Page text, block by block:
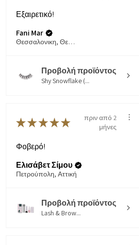
Εξαιρετικό!
Fani Mar
Θεσσαλονικη, Θεσσαλονίκη
Προβολή προϊόντος
Shy Snowflake (...
★★★★★
πριν από 2
μήνες
Φοβερό!
Ελισάβετ Σίμου
Πετρούπολη, Αττική
Προβολή προϊόντος
Lash & Brow...